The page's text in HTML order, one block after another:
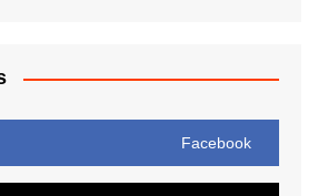
Facebook